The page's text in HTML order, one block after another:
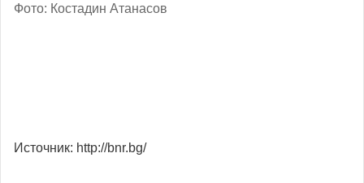
Фото: Костадин Атанасов
Источник: http://bnr.bg/